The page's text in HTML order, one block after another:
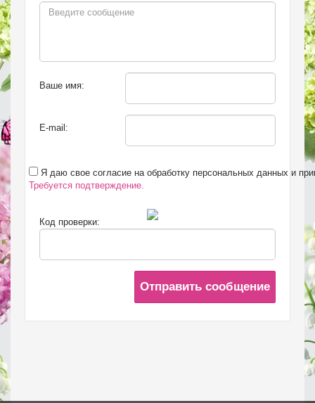
Ваше имя:
E-mail:
Я даю свое согласие на обработку персональных данных и
Требуется подтверждение.
Код проверки:
Отправить сообщение